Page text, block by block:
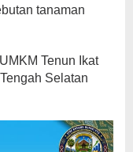
tanaman
Tenun Ikat
Selatan